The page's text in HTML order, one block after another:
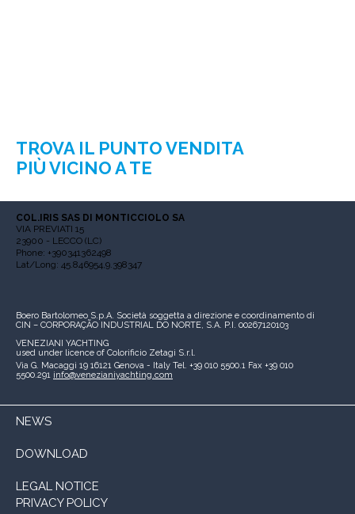
TROVA IL PUNTO VENDITA
PIÙ VICINO A TE
COL.IRIS SAS DI MONTICCIOLO SA
VIA PREVIATI 15
23900 - LECCO (LC)
Phone: +390341362498
Lat/Long: 45.846954,9.398347
Boero Bartolomeo S.p.A. Società soggetta a direzione e coordinamento di
CIN – CORPORAÇÃO INDUSTRIAL DO NORTE, S.A. P.I. 00267120103
VENEZIANI YACHTING
used under licence of Colorificio Zetagi S.r.l.
Via G. Macaggi 19 16121 Genova - Italy Tel. +39 010 5500.1 Fax +39 010
5500.291 info@venezianiyachting.com
NEWS
DOWNLOAD
LEGAL NOTICE
PRIVACY POLICY